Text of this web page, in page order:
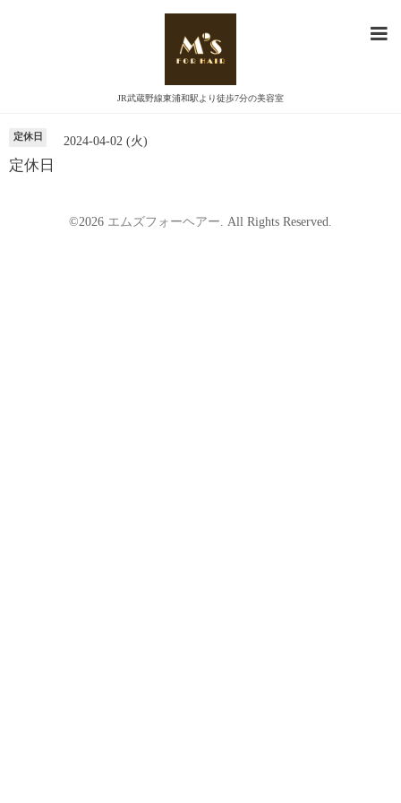
JR武蔵野線東浦和駅より徒歩7分の美容室
定休日 2024-04-02 (火)
定休日
©2026 エムズフォーヘアー . All Rights Reserved.